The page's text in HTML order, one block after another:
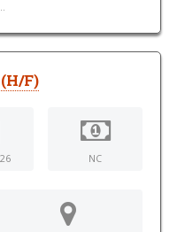
F)
NC